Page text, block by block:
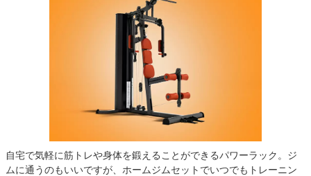
自宅で気軽に筋トレや身体を鍛えることができるパワーラック。ジ
ムに通うのもいいですが、ホームジムセットでいつでもトレーニン